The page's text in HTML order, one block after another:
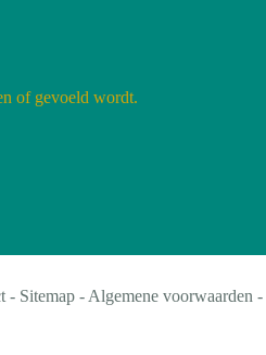
of gevoeld wordt.
- Sitemap- Algemene voorwaarden -